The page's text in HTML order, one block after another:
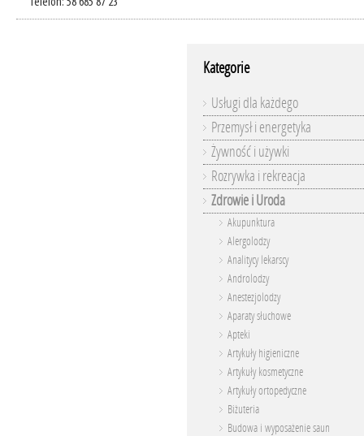
Kategorie
Usługi dla każdego
Przemysł i energetyka
Żywność i używki
Rozrywka i rekreacja
Zdrowie i Uroda
Akupunktura
Alergolodzy
Analitycy lekarscy
Androlodzy
Anestezjolodzy
Aparaty słuchowe
Apteki
Artykuły higieniczne
Artykuły kosmetyczne
Artykuły ortopedyczne
Biżuteria
Budowa i wyposażenie saun